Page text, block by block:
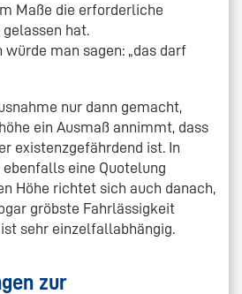
Maße die erforderliche
hat.
man sagen: „das darf
nur dann gemacht,
ein Ausmaß annimmt, dass
existenzgefährdend ist. In
eine Quotelung
Höhe richtet sich auch danach,
gröbste Fahrlässigkeit
sehr einzelfallabhängig.
zur